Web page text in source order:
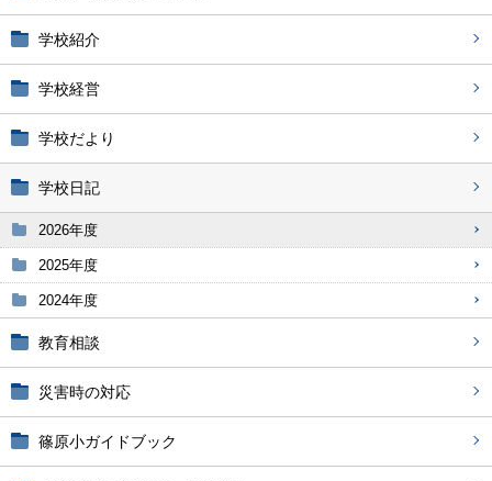
学校紹介
学校経営
学校だより
学校日記
2026年度
2025年度
2024年度
教育相談
災害時の対応
篠原小ガイドブック